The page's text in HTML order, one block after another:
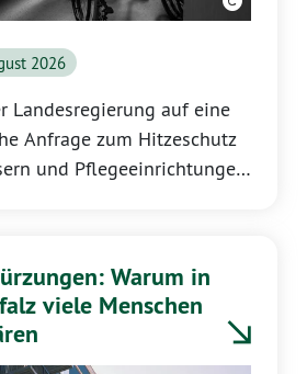
2026
Landesregierung auf eine
Anfrage zum Hitzeschutz
und Pflegeeinrichtungen
Warum in
viele Menschen